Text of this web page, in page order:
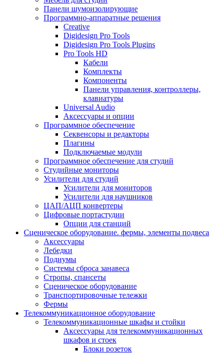
Панели шумоизолирующие
Программно-аппаратные решения
Creative
Digidesign Pro Tools
Digidesign Pro Tools Plugins
Pro Tools HD
Кабели
Комплекты
Компоненты
Панели управления, контроллеры,
клавиатуры
Universal Audio
Аксессуары и опции
Программное обеспечение
Cеквенсоры и редакторы
Плагины
Подключаемые модули
Программное обеспечение для студий
Студийные мониторы
Усилители для студий
Усилители для мониторов
Усилители для наушников
ЦАП/АЦП конвертеры
Цифровые портастудии
Опции для станций
Сценическое оборудование. фермы, элементы подвеса
Аксессуары
Лебедки
Подиумы
Системы сброса занавеса
Стропы, спансеты
Сценическое оборудование
Транспортировочные тележки
Фермы
Телекоммуникационное оборудование
Телекоммуникационные шкафы и стойки
Аксессуары для телекоммуникационных
шкафов и стоек
Блоки розеток